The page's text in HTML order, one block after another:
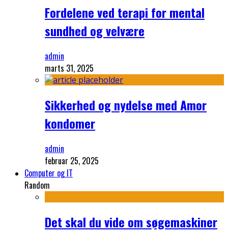
Fordelene ved terapi for mental
sundhed og velvære
admin
marts 31, 2025
Sikkerhed og nydelse med Amor
kondomer
admin
februar 25, 2025
Computer og IT
Random
Det skal du vide om søgemaskiner